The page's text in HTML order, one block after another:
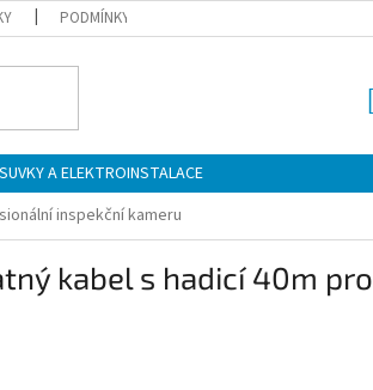
PODMÍNKY OCHRANY OSOBNÍCH ÚDAJŮ
A ELEKTROINSTALACE
inspekční kameru
kabel s hadicí 40m pro